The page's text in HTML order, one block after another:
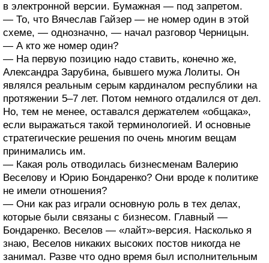
в электронной версии. Бумажная — под запретом.
— То, что Вячеслав Гайзер — не номер один в этой
схеме, — однозначно, — начал разговор Черницын.
— А кто же номер один?
— На первую позицию надо ставить, конечно же,
Александра Зарубина, бывшего мужа Лолиты. Он
являлся реальным серым кардиналом республики на
протяжении 5–7 лет. Потом немного отдалился от дел.
Но, тем не менее, оставался держателем «общака»,
если выражаться такой терминологией. И основные
стратегические решения по очень многим вещам
принимались им.
— Какая роль отводилась бизнесменам Валерию
Веселову и Юрию Бондаренко? Они вроде к политике
не имели отношения?
— Они как раз играли основную роль в тех делах,
которые были связаны с бизнесом. Главный —
Бондаренко. Веселов — «лайт»-версия. Насколько я
знаю, Веселов никаких высоких постов никогда не
занимал. Разве что одно время был исполнительным